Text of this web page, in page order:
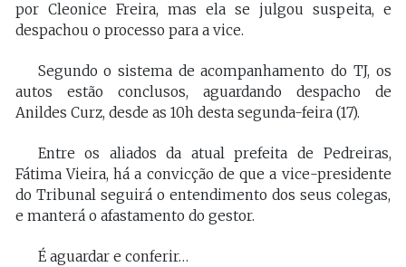
por Cleonice Freira, mas ela se julgou suspeita, e
despachou o processo para a vice.
Segundo o sistema de acompanhamento do TJ, os
autos estão conclusos, aguardando despacho de
Anildes Curz, desde as 10h desta segunda-feira (17).
Entre os aliados da atual prefeita de Pedreiras,
Fátima Vieira, há a convicção de que a vice-presidente
do Tribunal seguirá o entendimento dos seus colegas,
e manterá o afastamento do gestor.
É aguardar e conferir…